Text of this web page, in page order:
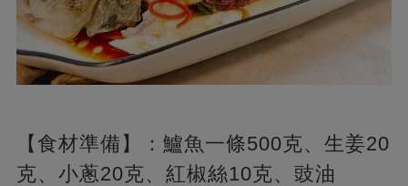
【食材準備】：鱸魚一條500克、生姜20
克、小蔥20克、紅椒絲10克、豉油